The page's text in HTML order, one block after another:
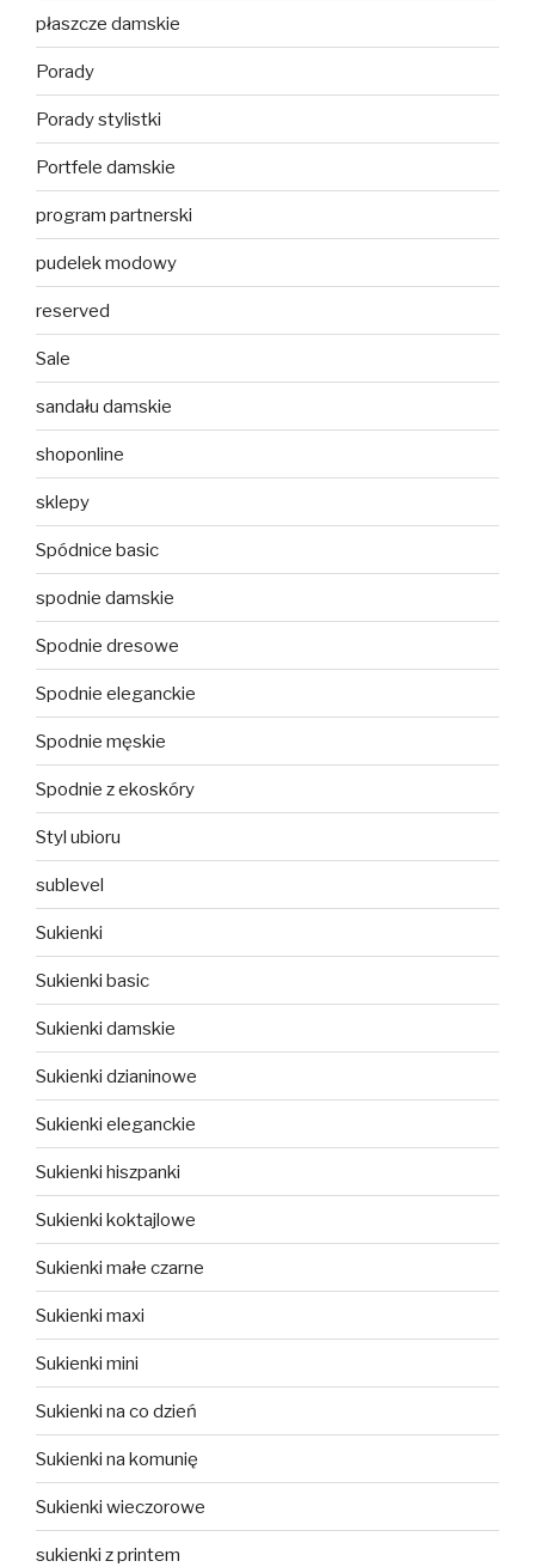
płaszcze damskie
Porady
Porady stylistki
Portfele damskie
program partnerski
pudelek modowy
reserved
Sale
sandału damskie
shoponline
sklepy
Spódnice basic
spodnie damskie
Spodnie dresowe
Spodnie eleganckie
Spodnie męskie
Spodnie z ekoskóry
Styl ubioru
sublevel
Sukienki
Sukienki basic
Sukienki damskie
Sukienki dzianinowe
Sukienki eleganckie
Sukienki hiszpanki
Sukienki koktajlowe
Sukienki małe czarne
Sukienki maxi
Sukienki mini
Sukienki na co dzień
Sukienki na komunię
Sukienki wieczorowe
sukienki z printem